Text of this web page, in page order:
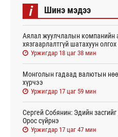
i Шинэ мэдээ
Аялал жуулчлалын компанийн
хязгаарлалтгүй шатахуун
Уржигдар 18 цаг 38 мин
Монголын гадаад валютын
хүрчээ
Уржигдар 17 цаг 59 мин
Сергей Собянин: Эдийн
Орос сүйрнэ
Уржигдар 17 цаг 47 мин